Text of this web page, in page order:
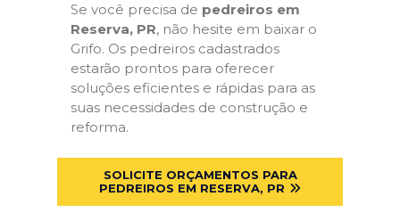
Se você precisa de pedreiros em
Reserva, PR, não hesite em baixar o
Grifo. Os pedreiros cadastrados
estarão prontos para oferecer
soluções eficientes e rápidas para as
suas necessidades de construção e
reforma.
SOLICITE ORÇAMENTOS PARA
PEDREIROS EM RESERVA, PR